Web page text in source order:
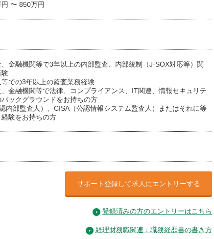
〜 850万円
、金融機関等で3年以上の内部監査、内部統制（J-SOX対応等）関
験
等での3年以上の監査業務経験
、金融機関等で法律、コンプライアンス、IT関連、情報セキュリテ
バックグラウンドをお持ちの方
内部監査人）、CISA（公認情報システム監査人）またはそれに等
経験をお持ちの方
サポート登録して求人にエントリーする
登録済みの方のエントリーはこちら
経理財務職関連：職務経歴書の書き方